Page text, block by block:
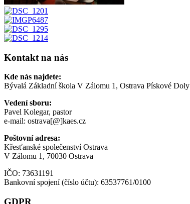
Kontakt na nás
Kde nás najdete:
Bývalá Základní škola V Zálomu 1, Ostrava Pískové Doly
Vedení sboru:
Pavel Kolegar, pastor
e-mail: ostrava[@]kaes.cz
Poštovní adresa:
Křesťanské společenství Ostrava
V Zálomu 1, 70030 Ostrava
IČO: 73631191
Bankovní spojení (číslo účtu): 63537761/0100
GDPR